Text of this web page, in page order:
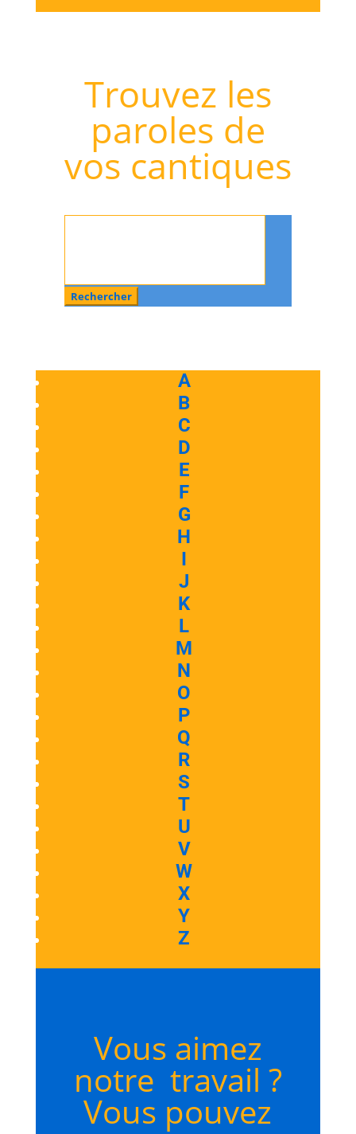
Trouvez les
paroles de
vos cantiques
A
B
C
D
E
F
G
H
I
J
K
L
M
N
O
P
Q
R
S
T
U
V
W
X
Y
Z
Vous aimez
notre travail ?
Vous pouvez